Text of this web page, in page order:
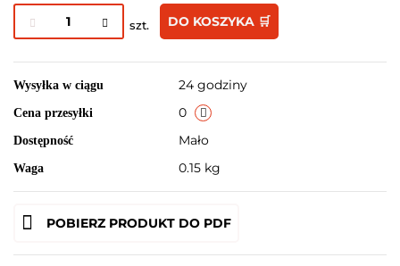
szt. DO KOSZYKA 🛒
Wysyłka w ciągu 24 godziny
Cena przesyłki 0
Dostępność Mało
Waga 0.15 kg
POBIERZ PRODUKT DO PDF